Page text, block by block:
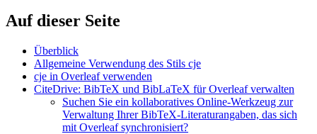
Auf dieser Seite
Überblick
Allgemeine Verwendung des Stils cje
cje in Overleaf verwenden
CiteDrive: BibTeX und BibLaTeX für Overleaf verwalten
Suchen Sie ein kollaboratives Online-Werkzeug zur
Verwaltung Ihrer BibTeX-Literaturangaben, das sich
mit Overleaf synchronisiert?